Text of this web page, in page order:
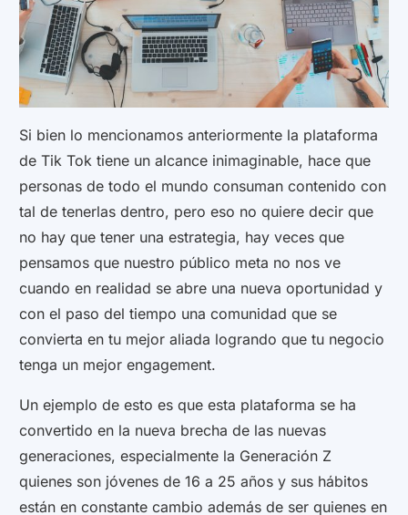
Si bien lo mencionamos anteriormente la plataforma
de Tik Tok tiene un alcance inimaginable, hace que
personas de todo el mundo consuman contenido con
tal de tenerlas dentro, pero eso no quiere decir que
no hay que tener una estrategia, hay veces que
pensamos que nuestro público meta no nos ve
cuando en realidad se abre una nueva oportunidad y
con el paso del tiempo una comunidad que se
convierta en tu mejor aliada logrando que tu negocio
tenga un mejor engagement.
Un ejemplo de esto es que esta plataforma se ha
convertido en la nueva brecha de las nuevas
generaciones, especialmente la Generación Z
quienes son jóvenes de 16 a 25 años y sus hábitos
están en constante cambio además de ser quienes en